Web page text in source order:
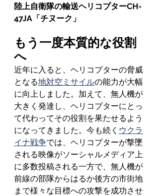
陸上自衛隊の輸送ヘリコプターCH-
47JA「チヌーク」
もう一度本質的な役割
へ
近年に入ると、ヘリコプターの脅威
となる地対空ミサイルの能力が大幅
に向上しました。加えて、無人機が
大きく発達し、ヘリコプターにとっ
て代わってその役割を果たせるよう
になってきました。今も続く ウクラ
イナ戦争では、ヘリコプターが撃墜
される映像がソーシャルメディア上
に多数投稿される一方で、無人機が
前線の部隊からはるか後方の市街地
まで様々な目標への攻撃を成功させ